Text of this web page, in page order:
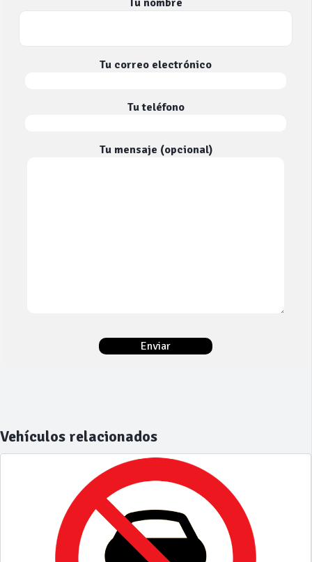
Tu nombre
Tu correo electrónico
Tu teléfono
Tu mensaje (opcional)
Vehículos relacionados